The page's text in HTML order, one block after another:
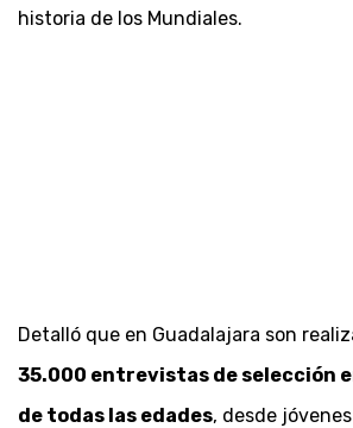
historia de los Mundiales.
Detalló que en Guadalajara son
35.000 entrevistas de selección
de todas las edades, desde